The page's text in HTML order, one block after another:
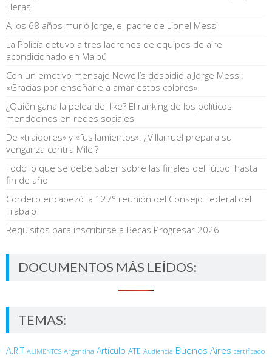
Heras
A los 68 años murió Jorge, el padre de Lionel Messi
La Policía detuvo a tres ladrones de equipos de aire
acondicionado en Maipú
Con un emotivo mensaje Newell’s despidió a Jorge Messi:
«Gracias por enseñarle a amar estos colores»
¿Quién gana la pelea del like? El ranking de los políticos
mendocinos en redes sociales
De «traidores» y «fusilamientos»: ¿Villarruel prepara su
venganza contra Milei?
Todo lo que se debe saber sobre las finales del fútbol hasta
fin de año
Cordero encabezó la 127° reunión del Consejo Federal del
Trabajo
Requisitos para inscribirse a Becas Progresar 2026
DOCUMENTOS MÁS LEÍDOS:
TEMAS:
A.R.T ALIMENTOS Argentina Artículo ATE Audiencia Buenos Aires certificado